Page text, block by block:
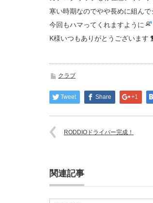
寒い時期なのでやや長めに組ん
今回もハマってくれますように
K様いつもありがとうございます
クラブ
Tweet Share +1
RODDIOドライバー完成！
関連記事